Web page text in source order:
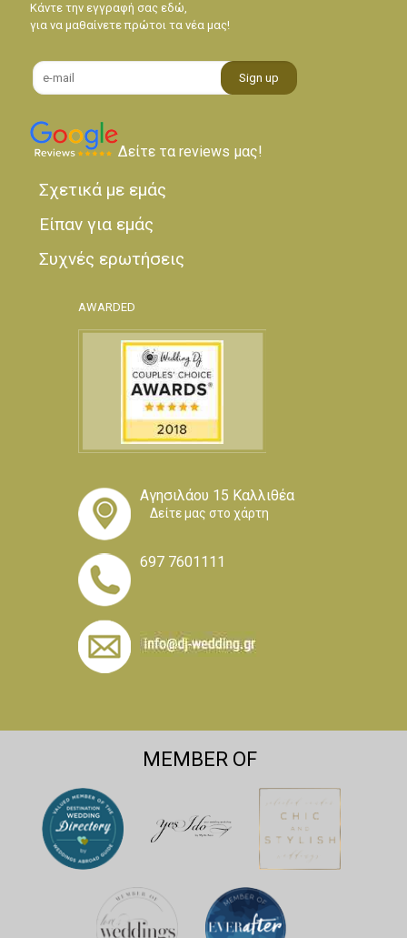
Κάντε την εγγραφή σας εδώ,
για να μαθαίνετε πρώτοι τα νέα μας!
Δείτε τα reviews μας!
Σχετικά με εμάς
Είπαν για εμάς
Συχνές ερωτήσεις
AWARDED
Αγησιλάου 15 Καλλιθέα
Δείτε μας στο χάρτη
697 7601111
MEMBER OF